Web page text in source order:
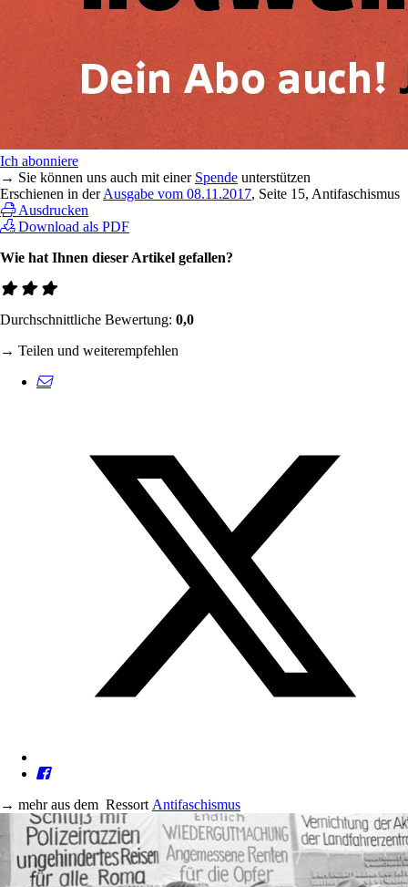
Ich abonniere
→ Sie können uns auch mit einer Spende unterstützen
Erschienen in derAusgabe vom 08.11.2017, Seite 15, Antifaschismus
Ausdrucken
Download als PDF
Wie hat Ihnen dieser Artikel gefallen?
Durchschnittliche Bewertung: 0,0
→ Teilen und weiterempfehlen
→ mehr aus dem Ressort Antifaschismus